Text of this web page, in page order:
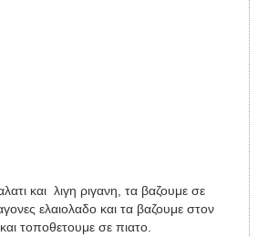
και λιγη ριγανη, τα βαζουμε σε
ελαιολαδο και τα βαζουμε στον
τοποθετουμε σε πιατο.